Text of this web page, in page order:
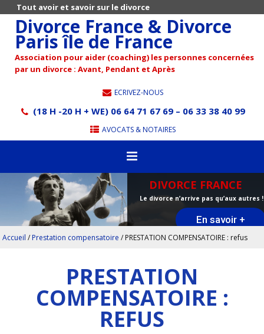
Tout avoir et savoir sur le divorce
Divorce France & Divorce
Paris île de France
Association pour aider (coaching) les personnes concernées
par un divorce : Avant, Pendant et Après
ECRIVEZ-NOUS
(18 H -20 H + WE) 06 64 71 67 69 – 06 33 38 40 99
AVOCATS & NOTAIRES
DIVORCE FRANCE
Le divorce n’arrive pas qu’aux autres !
En savoir +
Accueil / Prestation compensatoire / PRESTATION COMPENSATOIRE : refus
PRESTATION
COMPENSATOIRE :
REFUS